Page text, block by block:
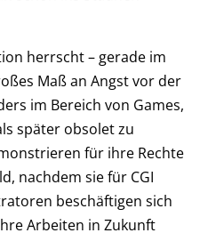
herrscht – gerade im
Maß an Angst vor der
im Bereich von Games,
später obsolet zu
für ihre Rechte
nachdem sie für CGI
beschäftigen sich
Arbeiten in Zukunft